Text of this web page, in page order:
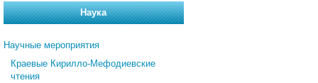
Наука
Научные мероприятия
Краевые Кирилло-Мефодиевские
чтения